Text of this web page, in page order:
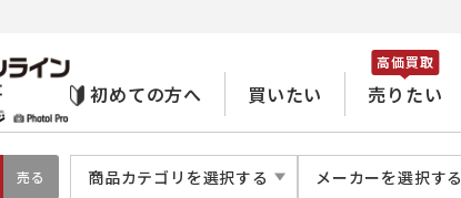
初めての方へ 買いたい 売りたい
高価買取
売る 商品カテゴリを選択する メーカーを選択する